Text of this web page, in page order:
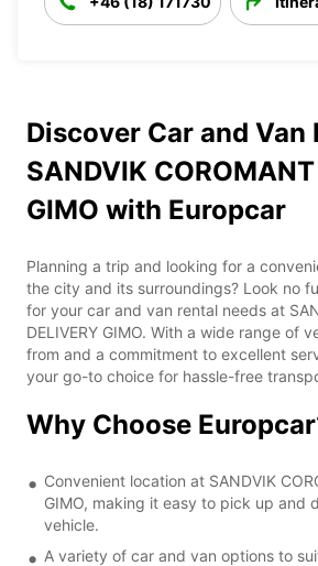
Discover Car and Van
SANDVIK
GIMO with Europcar
Planning a trip and looking for a
the city and its surroundings? Look no
for your car and van rental needs at
DELIVERY GIMO. With a wide range of
from and a commitment to excellent
your go-to choice for hassle-free
Why Choose
Convenient location at SANDVIK
GIMO, making it easy to pick up and
vehicle.
A variety of car and van options to